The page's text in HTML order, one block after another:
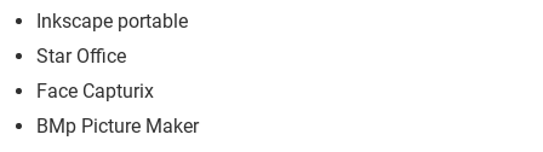
Inkscape portable
Star Office
Face Capturix
BMp Picture Maker